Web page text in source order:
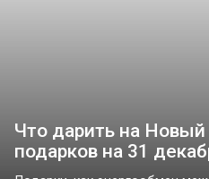
Что дарить на Новый
подарков на 31